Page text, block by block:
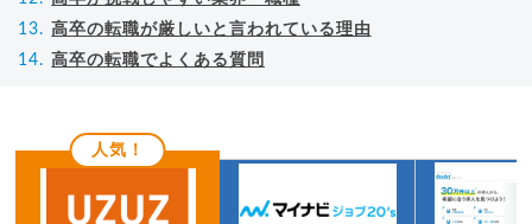
高卒の転職が厳しいと言われている理由
高卒の転職でよくある質問
人気！